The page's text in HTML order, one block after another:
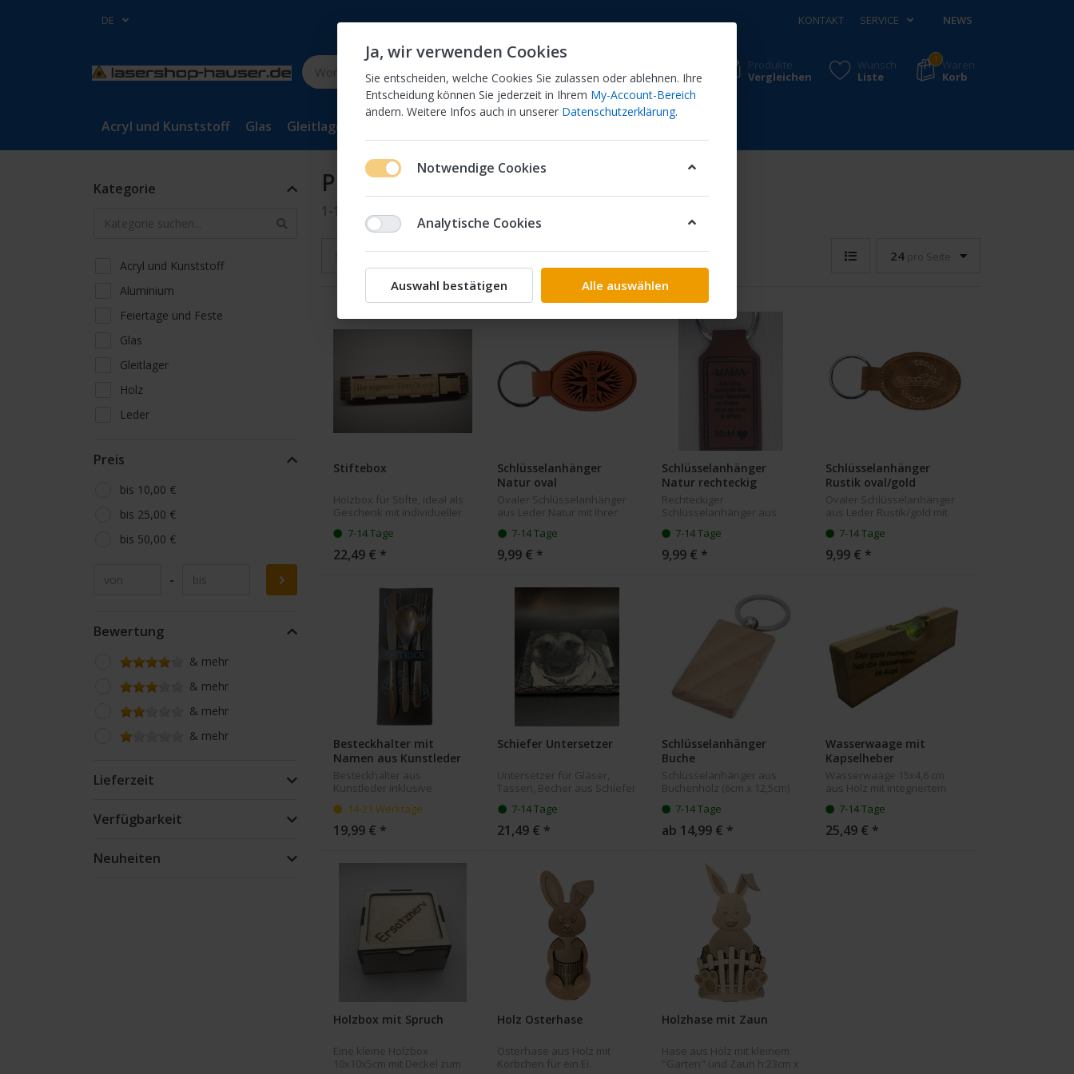
DE KONTAKT SERVICE NEWS
Produkte
Vergleichen
Wunsch
Liste
1 Waren
Korb
Acryl und Kunststoff Glas Gleitlager
Kategorie
Acryl und Kunststoff
Aluminium
Feiertage und Feste
Glas
Gleitlager
Holz
Leder
Stein
Werbeartikel
Preis
bis 10,00 €
bis 25,00 €
bis 50,00 €
-
Bewertung
& mehr
& mehr
& mehr
& mehr
Lieferzeit
Verfügbarkeit
Neuheiten
Produkte markiert mit
1-11 von11
Sortiere nachEmpfehlung 24pro Seite
Stiftebox
Holzbox für Stifte, ideal als
Geschenk mit individueller
Beachten Sie bitte dass die
Produktfarbe abweichend
zu den Bildern sein kann...
7-14 Tage
22,49 € *
Schlüsselanhänger
Natur oval
Ovaler Schlüsselanhänger
aus Leder Natur mit Ihrer
7-14 Tage
9,99 € *
Schlüsselanhänger
Natur rechteckig
Rechteckiger
Schlüsselanhänger aus
Wunsch Gravur
7-14 Tage
9,99 € *
Schlüsselanhänger
Rustik oval/gold
Ovaler Schlüsselanhänger
aus Leder Rustik/gold mit
7-14 Tage
9,99 € *
Besteckhalter mit
Namen aus Kunstleder
Besteckhalter aus
Kunstleder inklusive
für Hochzeiten oder größere
Feiern mit Sitzordnung
geeignet. Der Besteckhalter
14-21 Werktage
19,99 € *
Schiefer Untersetzer
Untersetzer für Gläser,
Tassen, Becher aus Schiefer
Untersetzer haben eine
Größe von 10x10 cm.
7-14 Tage
21,49 € *
Schlüsselanhänger
Buche
Schlüsselanhänger aus
Buchenholz (6cm x 12,5cm)
abgebildete Gravur der
Automarke dient nur als
Muster und wird aus
7-14 Tage
ab 14,99 € *
Wasserwaage mit
Kapselheber
Wasserwaage 15x4,6 cm
aus Holz mit integriertem
nach Wunsch. Die Holzfarbe
kann da es sich um ein
Naturprodukt handelt
7-14 Tage
25,49 € *
Holzbox mit Spruch
Eine kleine Holzbox
10x10x5cm mit Deckel zum
Holz Osterhase
Osterhase aus Holz mit
Körbchen für ein Ei.
Holzhase mit Zaun
Hase aus Holz mit kleinem
"Garten" und Zaun h:23cm x
Ja, wir verwenden Cookies
Sie entscheiden, welche Cookies Sie zulassen oder ablehnen. Ihre
Entscheidung können Sie jederzeit in Ihrem My-Account-Bereich
ändern. Weitere Infos auch in unserer Datenschutzerklärung.
Notwendige Cookies
Analytische Cookies
Auswahl bestätigen Alle auswählen